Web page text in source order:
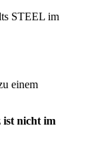
STEEL im
einem
ist nicht im